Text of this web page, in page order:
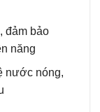
đảm bảo
năng
nước nóng,